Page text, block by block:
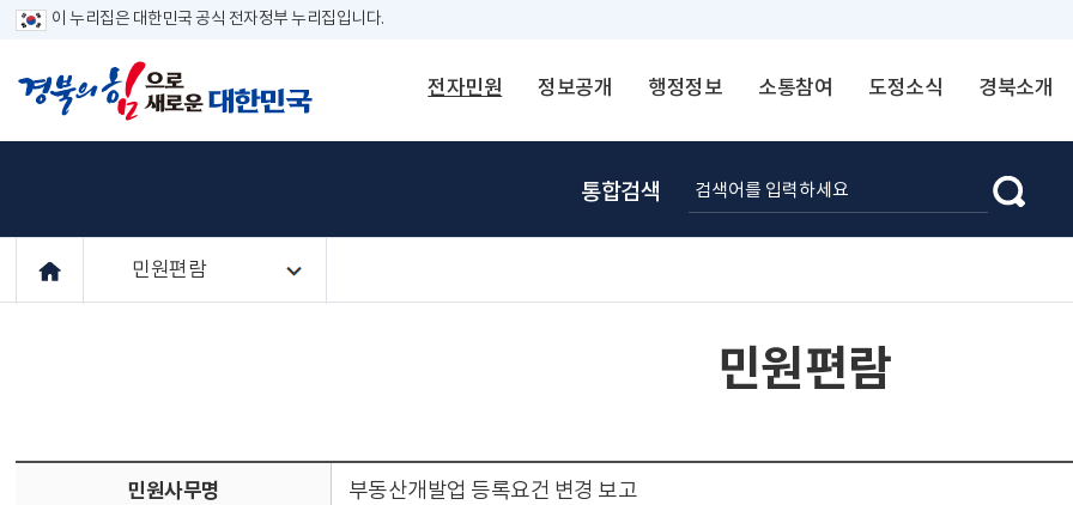
이 누리집은 대한민국 공식 전자정부 누리집입니다.
전자민원 정보공개 행정정보 소통참여 도정소식 경북소개
통합검색
민원편람
민원편람
민원사무명 부동산개발업 등록요건 변경 보고